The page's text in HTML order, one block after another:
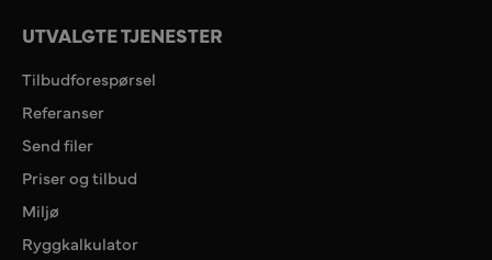
UTVALGTE TJENESTER
Tilbudforespørsel
Referanser
Send filer
Priser og tilbud
Miljø
Ryggkalkulator